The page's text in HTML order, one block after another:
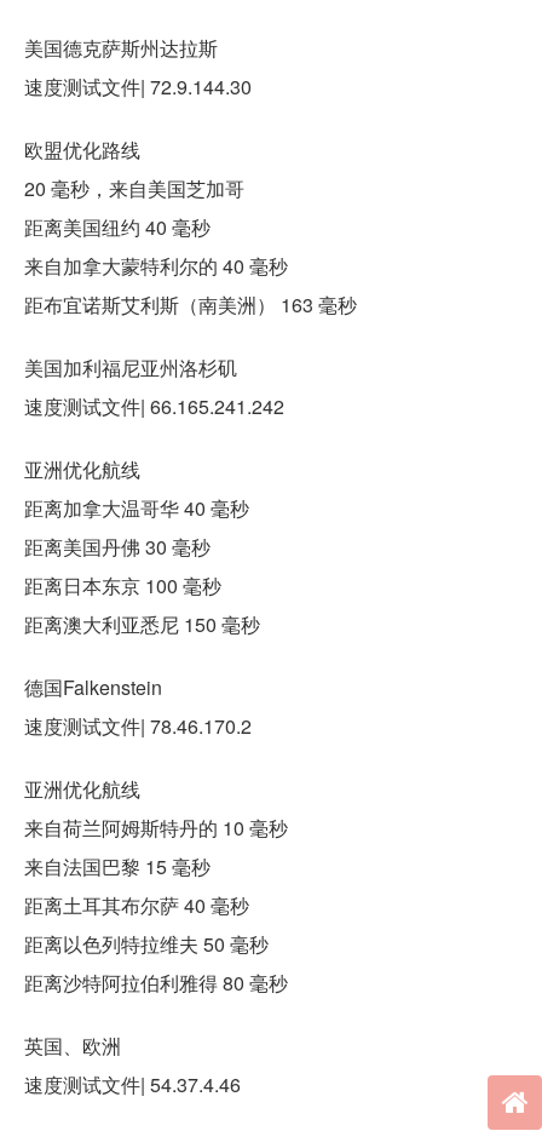
美国德克萨斯州达拉斯
速度测试文件| 72.9.144.30
欧盟优化路线
20 毫秒，来自美国芝加哥
距离美国纽约 40 毫秒
来自加拿大蒙特利尔的 40 毫秒
距布宜诺斯艾利斯（南美洲） 163 毫秒
美国加利福尼亚州洛杉矶
速度测试文件| 66.165.241.242
亚洲优化航线
距离加拿大温哥华 40 毫秒
距离美国丹佛 30 毫秒
距离日本东京 100 毫秒
距离澳大利亚悉尼 150 毫秒
德国Falkenstein
速度测试文件| 78.46.170.2
亚洲优化航线
来自荷兰阿姆斯特丹的 10 毫秒
来自法国巴黎 15 毫秒
距离土耳其布尔萨 40 毫秒
距离以色列特拉维夫 50 毫秒
距离沙特阿拉伯利雅得 80 毫秒
英国、欧洲
速度测试文件| 54.37.4.46